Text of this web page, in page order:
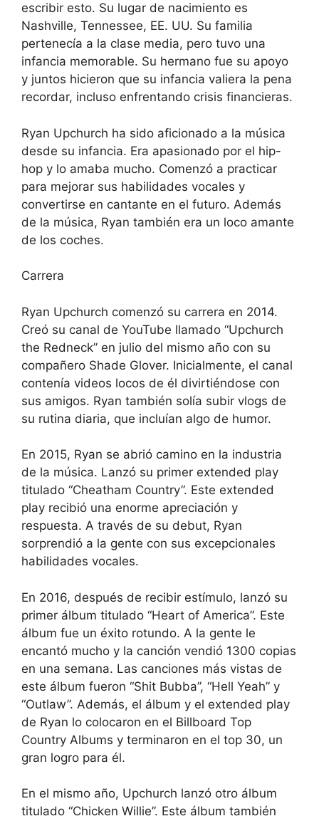
escribir esto. Su lugar de nacimiento es
Nashville, Tennessee, EE. UU. Su familia
pertenecía a la clase media, pero tuvo una
infancia memorable. Su hermano fue su apoyo
y juntos hicieron que su infancia valiera la pena
recordar, incluso enfrentando crisis financieras.
Ryan Upchurch ha sido aficionado a la música
desde su infancia. Era apasionado por el hip-
hop y lo amaba mucho. Comenzó a practicar
para mejorar sus habilidades vocales y
convertirse en cantante en el futuro. Además
de la música, Ryan también era un loco amante
de los coches.
Carrera
Ryan Upchurch comenzó su carrera en 2014.
Creó su canal de YouTube llamado “Upchurch
the Redneck” en julio del mismo año con su
compañero Shade Glover. Inicialmente, el canal
contenía videos locos de él divirtiéndose con
sus amigos. Ryan también solía subir vlogs de
su rutina diaria, que incluían algo de humor.
En 2015, Ryan se abrió camino en la industria
de la música. Lanzó su primer extended play
titulado “Cheatham Country”. Este extended
play recibió una enorme apreciación y
respuesta. A través de su debut, Ryan
sorprendió a la gente con sus excepcionales
habilidades vocales.
En 2016, después de recibir estímulo, lanzó su
primer álbum titulado “Heart of America”. Este
álbum fue un éxito rotundo. A la gente le
encantó mucho y la canción vendió 1300 copias
en una semana. Las canciones más vistas de
este álbum fueron “Shit Bubba”, “Hell Yeah” y
“Outlaw”. Además, el álbum y el extended play
de Ryan lo colocaron en el Billboard Top
Country Albums y terminaron en el top 30, un
gran logro para él.
En el mismo año, Upchurch lanzó otro álbum
titulado “Chicken Willie”. Este álbum también